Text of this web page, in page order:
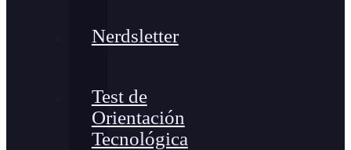
Nerdsletter
Test de
Orientación
Tecnológica